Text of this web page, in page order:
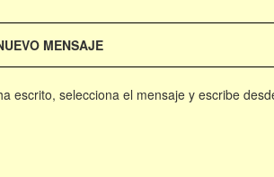
MENSAJE
escrito, selecciona el mensaje y escribe